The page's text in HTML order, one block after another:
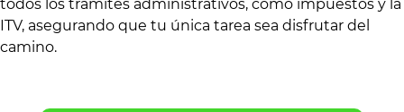
todos los trámites administrativos, como impuestos y la
ITV, asegurando que tu única tarea sea disfrutar del
camino.